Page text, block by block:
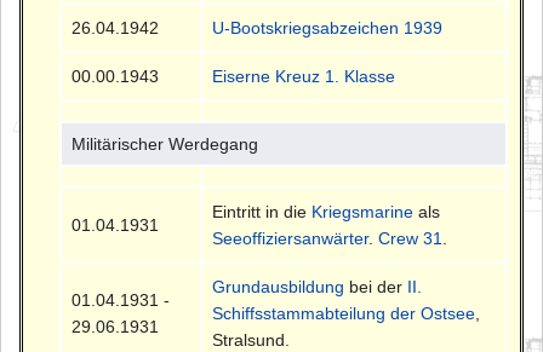
26.04.1942 U-Bootskriegsabzeichen 1939
00.00.1943 Eiserne Kreuz 1. Klasse
Militärischer Werdegang
01.04.1931
Eintritt in die Kriegsmarine als
Seeoffiziersanwärter.Crew 31
01.04.1931 -
29.06.1931
Grundausbildung bei der II.
Schiffsstammabteilung der Ostsee
Stralsund.